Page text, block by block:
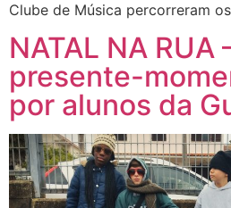
Clube de Música percorreram
NATAL NA RUA
presente-
por alunos da